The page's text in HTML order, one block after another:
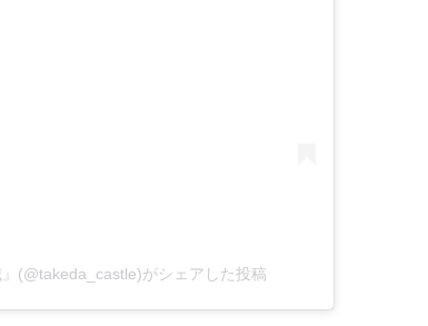
』(@takeda_castle)がシェアした投稿